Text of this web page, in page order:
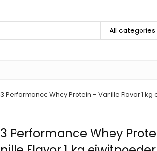
All categories
Performance Whey Protein – Vanille Flavor 1
Performance Whey